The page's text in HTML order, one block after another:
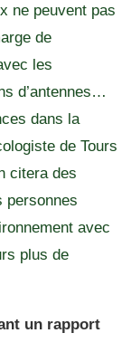
ne peuvent pas
de
les
d’antennes…
dans la
de Tours
citera des
personnes
avec
plus de
un rapport